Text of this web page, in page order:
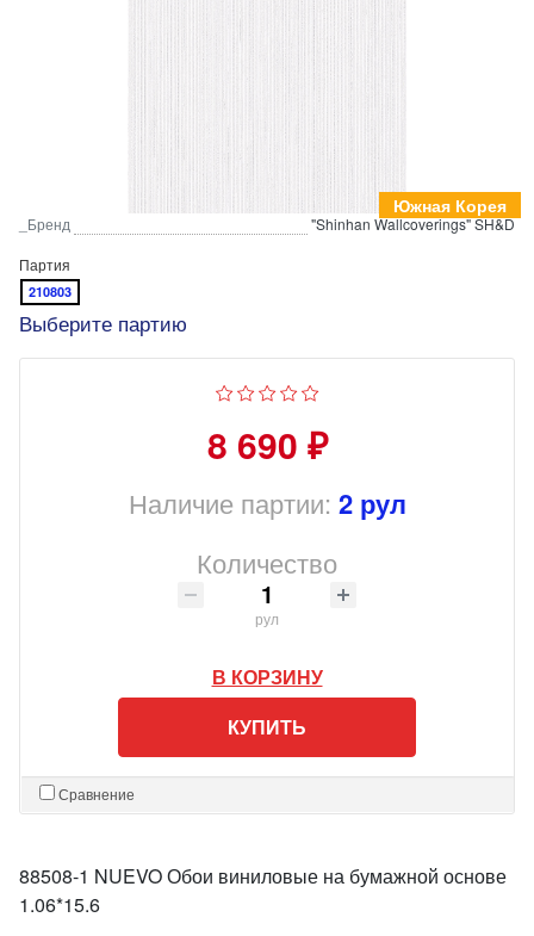
Южная Корея
_Бренд
"Shinhan Wallcoverings" SH&D
Партия
210803
Выберите партию
8 690 ₽
Наличие партии: 2 рул
Количество
рул
В КОРЗИНУ
КУПИТЬ
Сравнение
88508-1 NUEVO Обои виниловые на бумажной основе
1.06*15.6